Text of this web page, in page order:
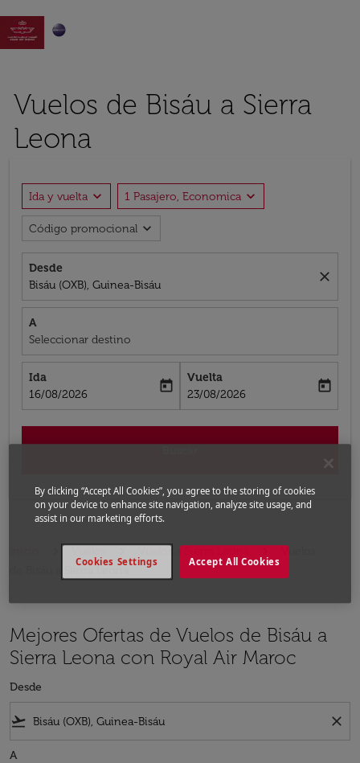

Vuelos de Bisáu a Sierra
Leona
Ida y vuelta expand_more 1 Pasajero, Economica expand_more
Código promocional expand_more
Desde
Bisáu (OXB), Guinea-Bisáu
close
A
Seleccionar destino
Ida
fc-booking-departure-date-aria-label
16/08/2026
today
Vuelta
fc-booking-return-date-aria-label
23/08/2026
today
Vuelos a Sierra Leona
Vuelos
Mejores Ofertas de Vuelos de Bisáu a
Sierra Leona con Royal Air Maroc
Desde
flight_takeoff close
A
By clicking “Accept All Cookies”, you agree to the storing of cookies
on your device to enhance site navigation, analyze site usage, and
assist in our marketing efforts.
Accept All Cookies
Cookies Settings